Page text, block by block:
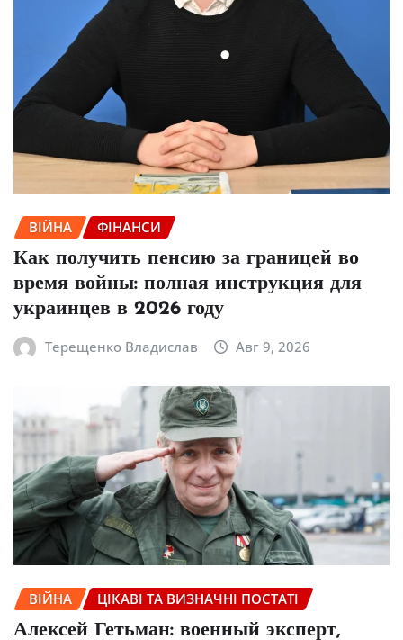
ВІЙНА ФІНАНСИ
Как получить пенсию за границей во
время войны: полная инструкция для
украинцев в 2026 году
Терещенко Владислав Авг 9, 2026
ВІЙНА ЦІКАВІ ТА ВИЗНАЧНІ ПОСТАТІ
Алексей Гетьман: военный эксперт,